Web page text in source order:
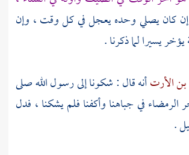
كان يصلي وحده يعجل في كل وقت ، وإن
يسيرا لما ذكرنا .
الأرتأنه قال : شكونا إلى رسول الله صلى
الرمضاء في جباهنا وأكفنا فلم يشكنا ، فدل
.